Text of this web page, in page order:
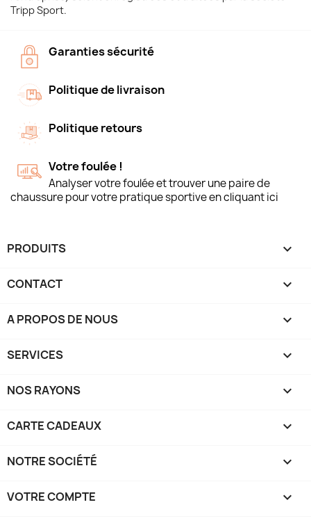
Tripp Sport.
Garanties sécurité
Politique de livraison
Politique retours
Votre foulée !
Analyser votre foulée et trouver une paire de
chaussure pour votre pratique sportive en cliquant ici
PRODUITS 
CONTACT 
A PROPOS DE NOUS 
SERVICES 
NOS RAYONS 
CARTE CADEAUX 
NOTRE SOCIÉTÉ 
VOTRE COMPTE 